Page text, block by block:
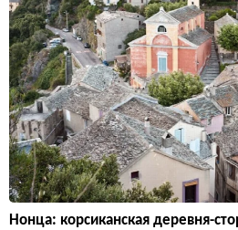
Нонца: корсиканская деревня-